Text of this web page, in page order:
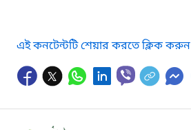
এই কনটেন্টটি শেয়ার করতে ক্লিক করুন